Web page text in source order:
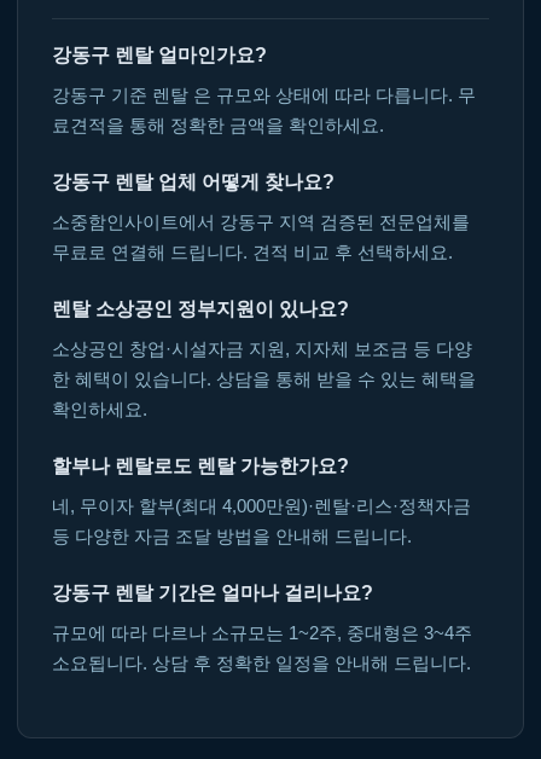
강동구 렌탈 얼마인가요?
강동구 기준 렌탈 은 규모와 상태에 따라 다릅니다. 무
료견적을 통해 정확한 금액을 확인하세요.
강동구 렌탈 업체 어떻게 찾나요?
소중함인사이트에서 강동구 지역 검증된 전문업체를
무료로 연결해 드립니다. 견적 비교 후 선택하세요.
렌탈 소상공인 정부지원이 있나요?
소상공인 창업·시설자금 지원, 지자체 보조금 등 다양
한 혜택이 있습니다. 상담을 통해 받을 수 있는 혜택을
확인하세요.
할부나 렌탈로도 렌탈 가능한가요?
네, 무이자 할부(최대 4,000만원)·렌탈·리스·정책자금
등 다양한 자금 조달 방법을 안내해 드립니다.
강동구 렌탈 기간은 얼마나 걸리나요?
규모에 따라 다르나 소규모는 1~2주, 중대형은 3~4주
소요됩니다. 상담 후 정확한 일정을 안내해 드립니다.